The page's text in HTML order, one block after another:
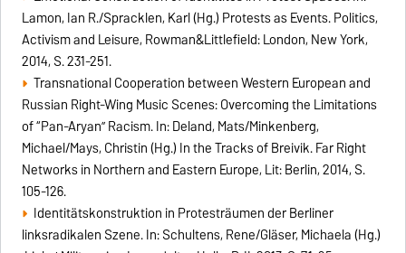
Lamon, Ian R./Spracklen, Karl (Hg.) Protests as Events. Politics,
Activism and Leisure, Rowman&Littlefield: London, New York,
2014, S. 231-251.
Transnational Cooperation between Western European and
Russian Right-Wing Music Scenes: Overcoming the Limitations
of “Pan-Aryan” Racism. In: Deland, Mats/Minkenberg,
Michael/Mays, Christin (Hg.) In the Tracks of Breivik. Far Right
Networks in Northern and Eastern Europe, Lit: Berlin, 2014, S.
105-126.
Identitätskonstruktion in Protesträumen der Berliner
linksradikalen Szene. In: Schultens, Rene/Gläser, Michaela (Hg.)